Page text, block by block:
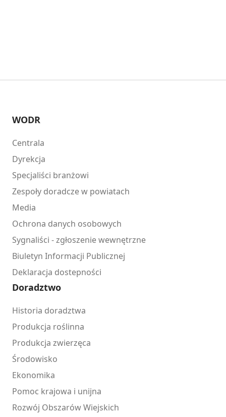
WODR
Centrala
Dyrekcja
Specjaliści branżowi
Zespoły doradcze w powiatach
Media
Ochrona danych osobowych
Sygnaliści - zgłoszenie wewnętrzne
Biuletyn Informacji Publicznej
Deklaracja dostepności
Doradztwo
Historia doradztwa
Produkcja roślinna
Produkcja zwierzęca
Środowisko
Ekonomika
Pomoc krajowa i unijna
Rozwój Obszarów Wiejskich